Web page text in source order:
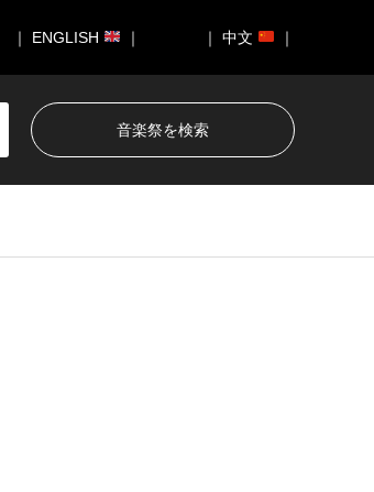
｜ ENGLISH ｜ ｜ 中文 ｜